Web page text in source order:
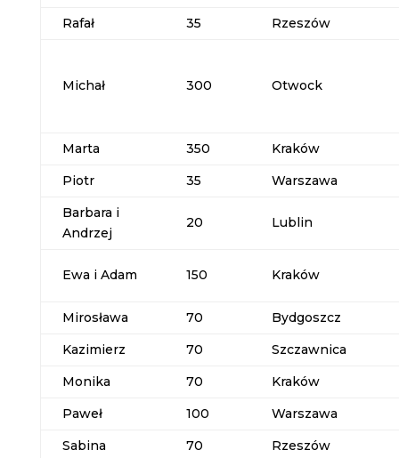
Rafał
35 Rzeszów
Michał 300 Otwock
Marta 350
Kraków
Piotr
35
Warszawa
Barbara i
Andrzej
20 Lublin
Ewa i Adam 150 Kraków
Mirosława 70
Bydgoszcz
Kazimierz
70
Szczawnica
Monika
70
Kraków
Paweł
100
Warszawa
Sabina
70
Rzeszów